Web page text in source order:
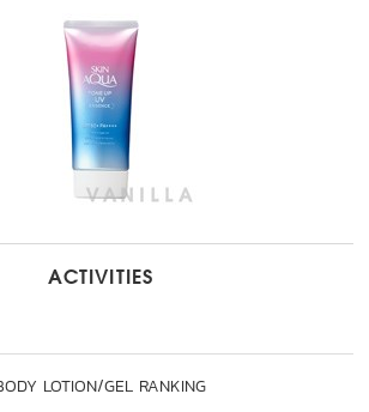
ACTIVITIES
LOTION/GEL RANKING